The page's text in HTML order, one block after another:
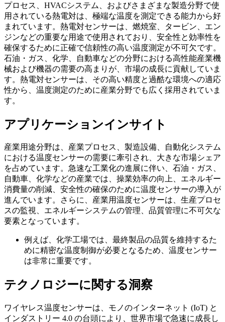
プロセス、HVACシステム、およびさまざまな製造分野で使
用されている熱電対は、極端な温度を測定できる能力から好
まれています。熱電対センサーは、燃焼室、タービン、エン
ジンなどの重要な用途で使用されており、安全性と効率性を
確保するために正確で信頼性の高い温度測定が不可欠です。
石油・ガス、化学、自動車などの分野における高性能産業機
械および機器の需要の高まりが、市場の成長に貢献していま
す。熱電対センサーは、その高い精度と過酷な環境への適応
性から、温度測定のために産業分野でも広く採用されていま
す。
アプリケーションインサイト
産業用途分野は、産業プロセス、製造設備、自動化システム
における温度センサーの需要に牽引され、大きな市場シェア
を占めています。急速な工業化の進展に伴い、石油・ガス、
自動車、化学などの産業では、操業効率の向上、エネルギー
消費量の削減、安全性の確保のために温度センサーの導入が
進んでいます。さらに、産業用温度センサーは、生産プロセ
スの監視、エネルギーシステムの管理、品質管理に不可欠な
要素となっています。
例えば、化学工場では、最終製品の品質を維持するた
めに精密な温度制御が必要となるため、温度センサー
は非常に重要です。
テクノロジーに関する洞察
ワイヤレス温度センサーは、モノのインターネット (IoT) と
インダストリー 4.0 の台頭により、世界市場で急速に成長し